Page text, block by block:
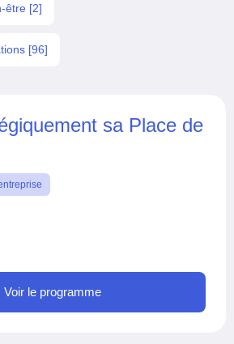
sa Place de
Voir le programme
être [2]
[96]